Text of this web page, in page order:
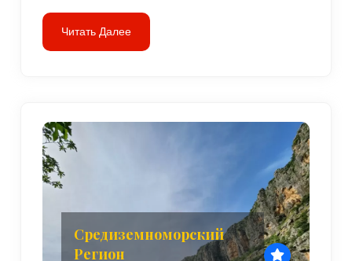
Читать Далее
Средиземноморский
Регион